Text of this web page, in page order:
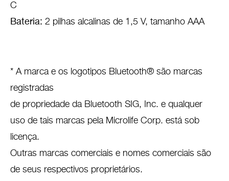
C
Bateria: 2 pilhas alcalinas de 1,5 V, tamanho AAA
* A marca e os logotipos Bluetooth® são marcas
registradas
de propriedade da Bluetooth SIG, Inc. e qualquer
uso de tais marcas pela Microlife Corp. está sob
licença.
Outras marcas comerciais e nomes comerciais são
de seus respectivos proprietários.